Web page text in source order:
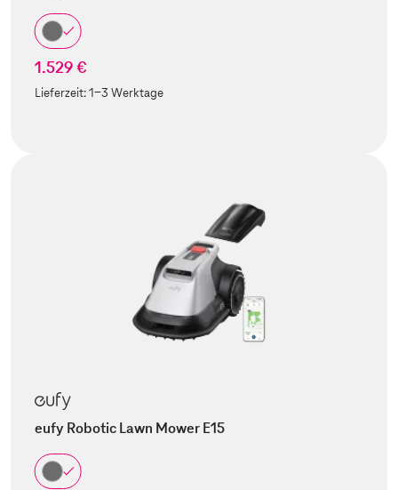
1.529 €
Lieferzeit:1-3 Werktage
eufy Robotic Lawn Mower E15